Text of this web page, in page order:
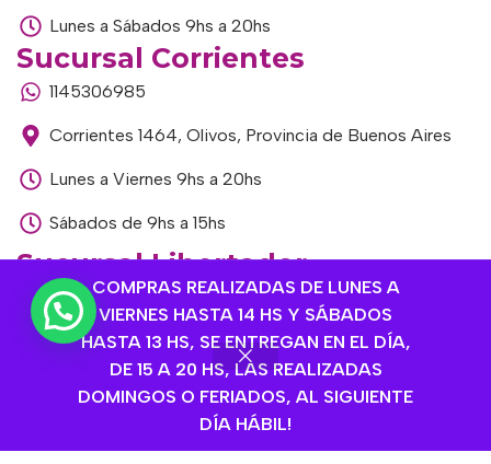
COMPRAS REALIZADAS DE LUNES A
VIERNES HASTA 14 HS Y SÁBADOS
HASTA 13 HS, SE ENTREGAN EN EL DÍA,
DE 15 A 20 HS, LAS REALIZADAS
DOMINGOS O FERIADOS, AL SIGUIENTE
DÍA HÁBIL!
Lunes a Sábados 9hs a 20hs
Sucursal Corrientes
1145306985
Corrientes 1464, Olivos, Provincia de Buenos Aires
Lunes a Viernes 9hs a 20hs
Sábados de 9hs a 15hs
Sucursal Libertador
1168893524
Av. del Libertador 1915, Vte. López, Provincia de
Buenos Aires
Lunes a Viernes de 9hs a 13hs / 16hs a 20hs
Sábados de 9hs a 15hs